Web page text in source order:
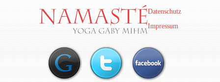
Datenschutz
Impressum